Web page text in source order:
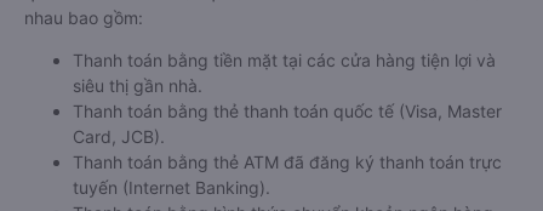
Việc đặt mua và thanh toán vé xe khách đi Thanh Xuân - Hà
Nội từ Thạch Thành - Thanh Hóa cũng vô cùng đơn giản, tiện
Vexere.com hỗ trợ đến 06 hình thức thanh toán khác
nhau bao gồm:
Thanh toán bằng tiền mặt tại các cửa hàng tiện lợi và
siêu thị gần nhà.
Thanh toán bằng thẻ thanh toán quốc tế (Visa, Master